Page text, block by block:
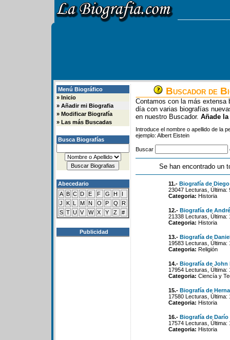
Menú Biográfico
» Inicio
» Añadir mi Biografia
» Modificar Biografía
» Las más Buscadas
Busca Biografías
Abecedario
A B C D E F G H
I
J
K L M N O P Q
R
S T U V W X Y Z #
Publicidad
Buscador de
Contamos con la más extensa
día con varias biografías
en nuestro Buscador. Añade
Introduce el nombre o apellido de la
ejemplo: Albert Eistein
Buscar
Se han encontrado un
11.- Biografía de
23047 Lecturas, Última:
Categoria: Historia
12.- Biografía de
21338 Lecturas, Última:
Categoria: Historia
13.- Biografía de
19583 Lecturas,
Categoria: Religión
14.- Biografía de John
17954 Lecturas,
Categoria: Ciencía y
15.- Biografía de
17580 Lecturas,
Categoria: Historia
16.- Biografía de Darío
17574 Lecturas,
Categoria: Historia